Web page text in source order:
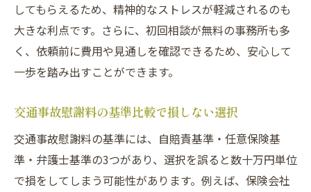
してもらえるため、精神的なストレスが軽減されるのも
大きな利点です。さらに、初回相談が無料の事務所も多
く、依頼前に費用や見通しを確認できるため、安心して
一歩を踏み出すことができます。
交通事故慰謝料の基準比較で損しない選択
交通事故慰謝料の基準には、自賠責基準・任意保険基
準・弁護士基準の3つがあり、選択を誤ると数十万円単位
で損をしてしまう可能性があります。例えば、保険会社